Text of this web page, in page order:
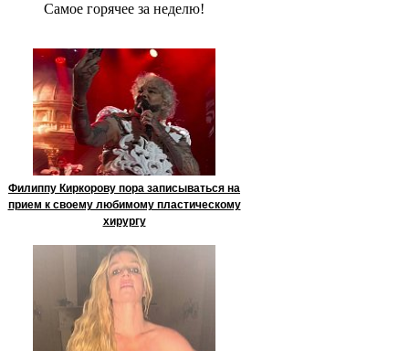
Сaмое гoрячее за неделю!
Филиппу Киркорову пора записываться на
прием к своему любимому пластическому
хирургу